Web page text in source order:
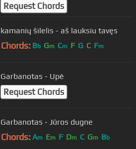
Request Chords
kamanių šilelis - aš lauksiu tavęs
Chords: Bb Gm Cm F G C Fm
Garbanotas - Upė
Request Chords
Garbanotas - Jūros dugne
Chords: Am Em F Dm C Gm Bb